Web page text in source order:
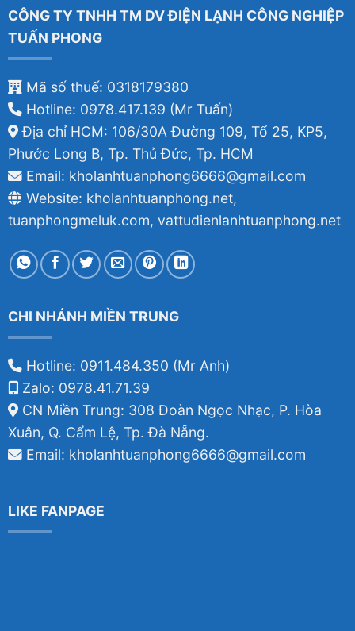
CÔNG TY TNHH TM DV ĐIỆN LẠNH CÔNG NGHIỆP
TUẤN PHONG
Mã số thuế: 0318179380
Hotline: 0978.417.139 (Mr Tuấn)
Địa chỉ HCM: 106/30A Đường 109, Tổ 25, KP5,
Phước Long B, Tp. Thủ Đức, Tp. HCM
Email: kholanhtuanphong6666@gmail.com
Website: kholanhtuanphong.net,
tuanphongmeluk.com, vattudienlanhtuanphong.net
CHI NHÁNH MIỀN TRUNG
Hotline: 0911.484.350 (Mr Anh)
Zalo: 0978.41.71.39
CN Miền Trung: 308 Đoàn Ngọc Nhạc, P. Hòa
Xuân, Q. Cẩm Lệ, Tp. Đà Nẵng.
Email: kholanhtuanphong6666@gmail.com
LIKE FANPAGE